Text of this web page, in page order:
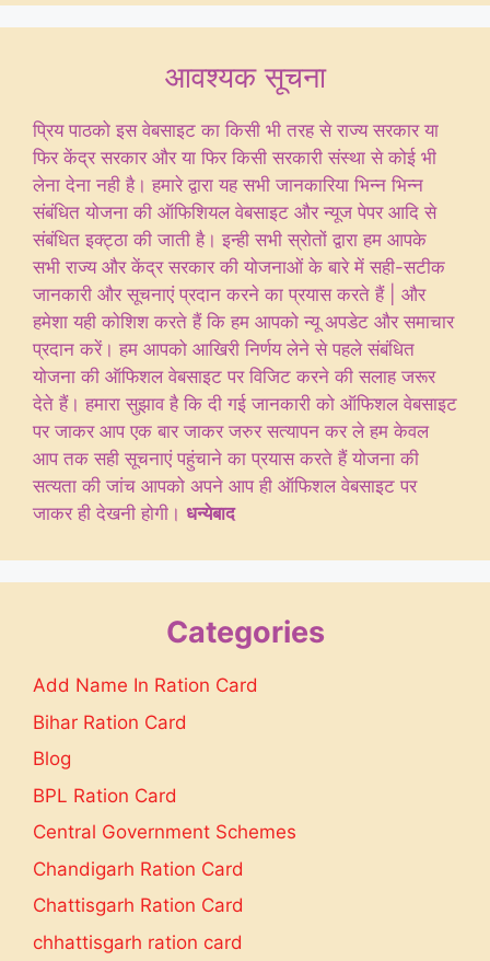
आवश्यक सूचना
प्रिय पाठको इस वेबसाइट का किसी भी तरह से राज्य सरकार या
फिर केंद्र सरकार और या फिर किसी सरकारी संस्था से कोई भी
लेना देना नही है। हमारे द्वारा यह सभी जानकारिया भिन्न भिन्न
संबंधित योजना की ऑफिशियल वेबसाइट और न्यूज पेपर आदि से
संबंधित इक्ट्ठा की जाती है। इन्ही सभी स्रोतों द्वारा हम आपके
सभी राज्य और केंद्र सरकार की योजनाओं के बारे में सही-सटीक
जानकारी और सूचनाएं प्रदान करने का प्रयास करते हैं | और
हमेशा यही कोशिश करते हैं कि हम आपको न्यू अपडेट और समाचार
प्रदान करें। हम आपको आखिरी निर्णय लेने से पहले संबंधित
योजना की ऑफिशल वेबसाइट पर विजिट करने की सलाह जरूर
देते हैं। हमारा सुझाव है कि दी गई जानकारी को ऑफिशल वेबसाइट
पर जाकर आप एक बार जाकर जरुर सत्यापन कर ले हम केवल
आप तक सही सूचनाएं पहुंचाने का प्रयास करते हैं योजना की
सत्यता की जांच आपको अपने आप ही ऑफिशल वेबसाइट पर
जाकर ही देखनी होगी। धन्येबाद
Categories
Add Name In Ration Card
Bihar Ration Card
Blog
BPL Ration Card
Central Government Schemes
Chandigarh Ration Card
Chattisgarh Ration Card
chhattisgarh ration card